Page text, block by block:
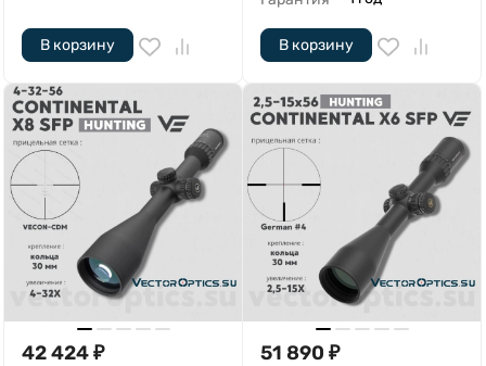
В корзину В корзину
42 424₽ 51 890 ₽